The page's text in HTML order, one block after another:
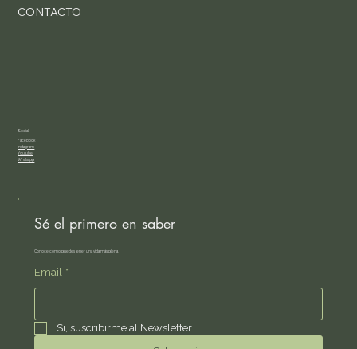
CONTACTO
Social
Facebook
Instagram
Youtube
Whatsapp
Sé el primero en saber
Conoce como puedes tener una vida más plena.
Email *
Si, suscribirme al Newsletter.